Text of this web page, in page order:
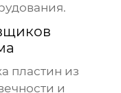
пластин из
и